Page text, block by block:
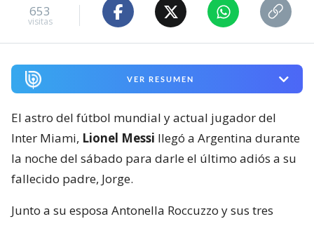
653
visitas
VER RESUMEN
El astro del fútbol mundial y actual jugador del
Inter Miami, Lionel Messi llegó a Argentina durante
la noche del sábado para darle el último adiós a su
fallecido padre, Jorge.
Junto a su esposa Antonella Roccuzzo y sus tres